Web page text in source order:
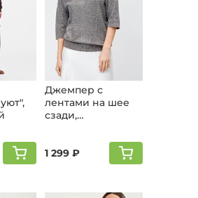
Джемпер с
лентами на шее
сзади,
1 299 ₽